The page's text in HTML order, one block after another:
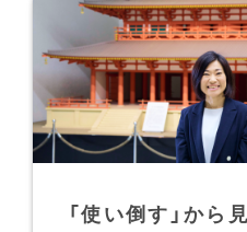
「使い倒す」から